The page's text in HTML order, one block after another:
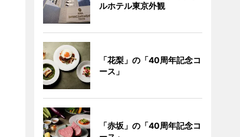
ルホテル東京外観
「花梨」の「40周年記念コ
ース」
「赤坂」の「40周年記念コ